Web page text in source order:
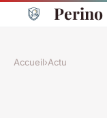
Perino
Accueil›Actu